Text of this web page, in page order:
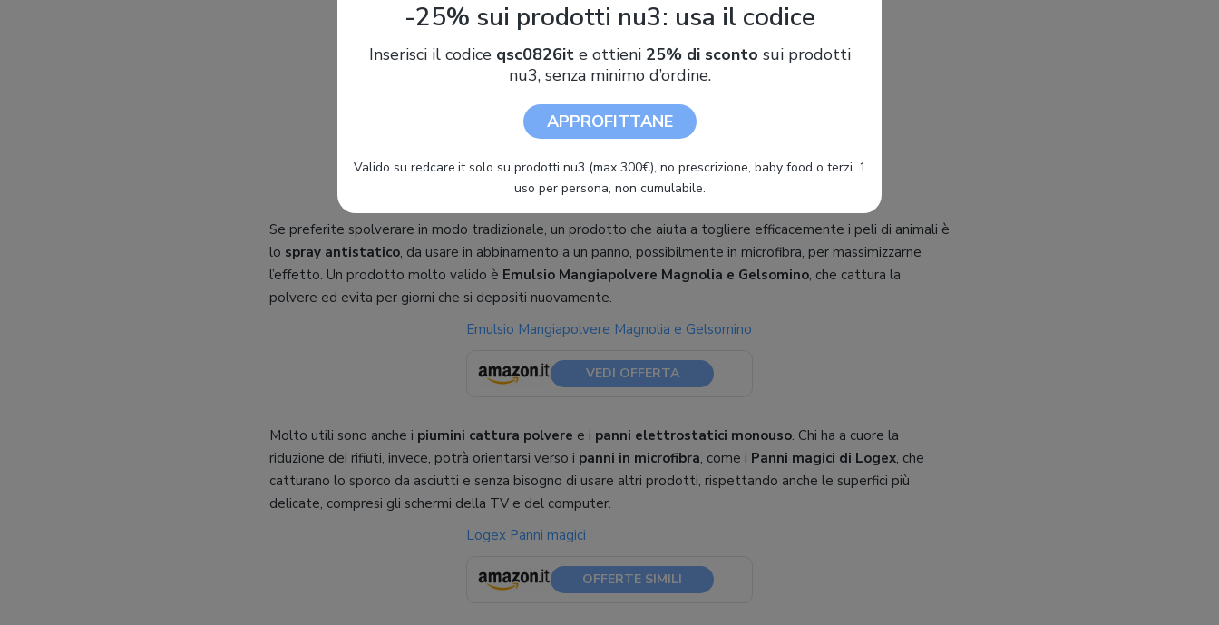
Ariete J-Force 2753
Se preferite spolverare in modo tradizionale, un prodotto che aiuta a togliere efficacemente i peli di animali è
lo spray antistatico, da usare in abbinamento a un panno, possibilmente in microfibra, per massimizzarne
l’effetto. Un prodotto molto valido è Emulsio Mangiapolvere Magnolia e Gelsomino, che cattura la
polvere ed evita per giorni che si depositi nuovamente.
Emulsio Mangiapolvere Magnolia e Gelsomino
VEDI OFFERTA
Molto utili sono anche i piumini cattura polvere e i panni elettrostatici monouso. Chi ha a cuore la
riduzione dei rifiuti, invece, potrà orientarsi verso i panni in microfibra, come i Panni magici di Logex, che
catturano lo sporco da asciutti e senza bisogno di usare altri prodotti, rispettando anche le superfici più
delicate, compresi gli schermi della TV e del computer.
Logex Panni magici
OFFERTE SIMILI
-25% sui prodotti nu3: usa il codice
Inserisci il codice qsc0826ite ottieni 25% di sconto sui prodotti
nu3, senza minimo d’ordine.
APPROFITTANE
Valido su redcare.it solo su prodotti nu3 (max 300€), no prescrizione, baby food o terzi. 1
uso per persona, non cumulabile.